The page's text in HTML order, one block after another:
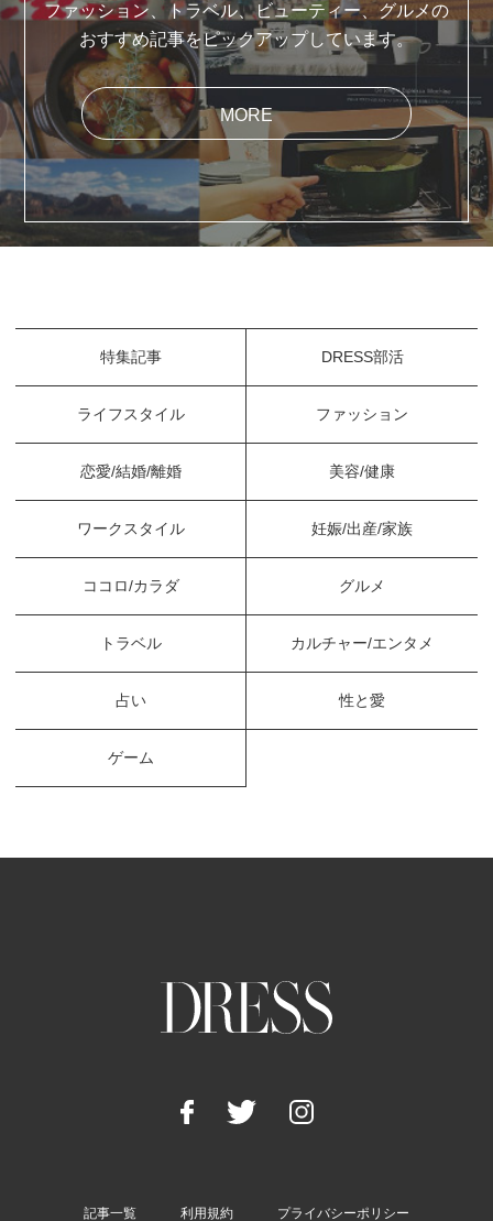
ファッション、トラベル、ビューティー、グルメの
おすすめ記事をピックアップしています。
MORE
特集記事 DRESS部活
ライフスタイル ファッション
恋愛/結婚/離婚 美容/健康
ワークスタイル 妊娠/出産/家族
ココロ/カラダ グルメ
トラベル カルチャー/エンタメ
占い 性と愛
ゲーム
記事一覧 利用規約 プライバシーポリシー